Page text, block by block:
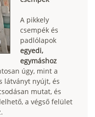
A pikkely
csempék és
padlólapok
egyedi,
egymáshoz
úgy, mint a
látványt nyújt, és
mutat, és
a végső felület